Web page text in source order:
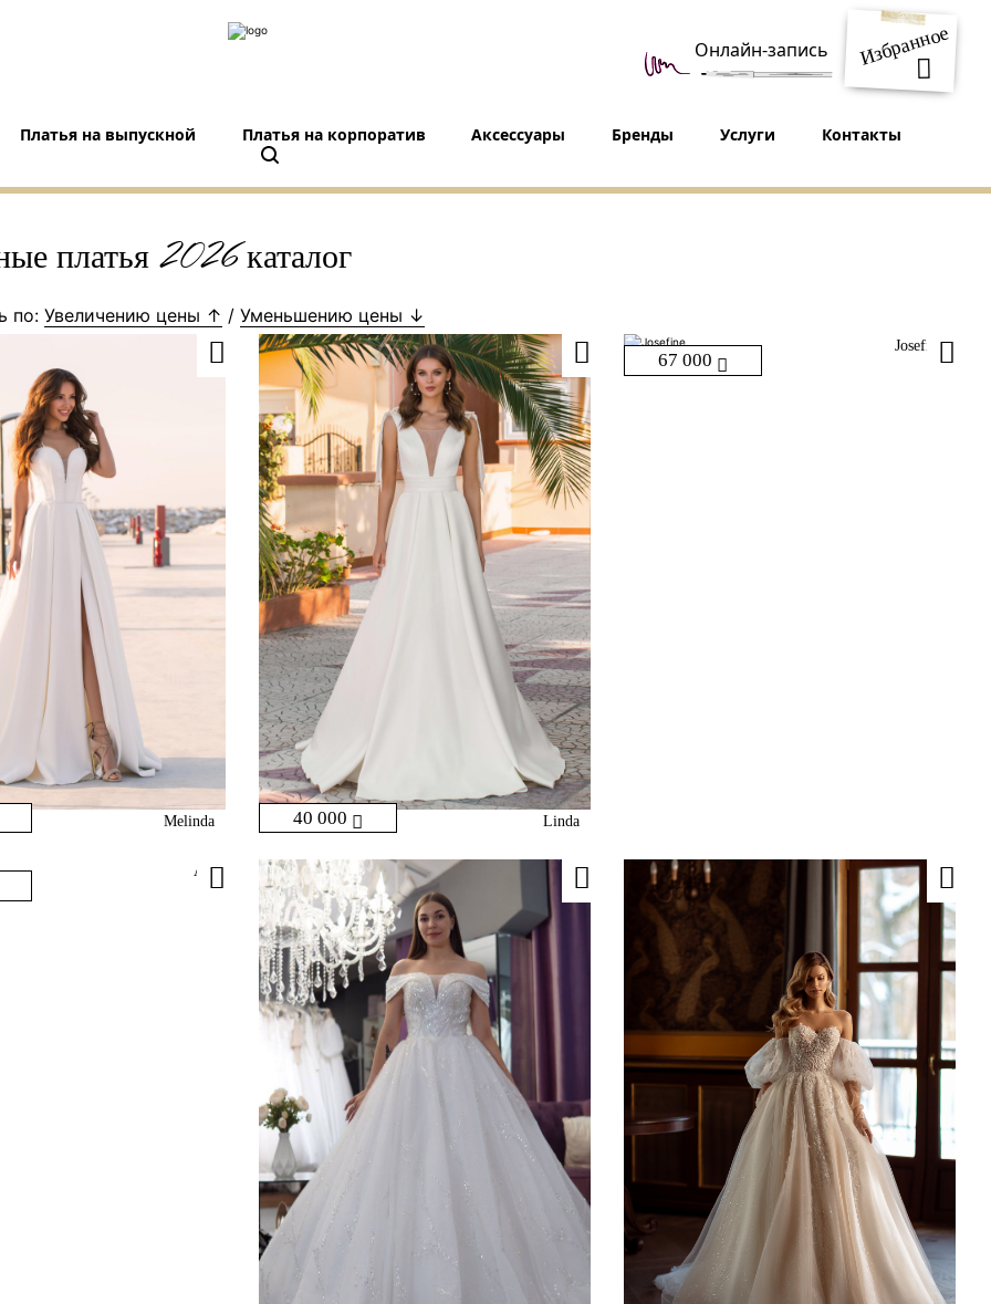
Избранное
Онлайн-запись
Платья на выпускной Платья на корпоратив Аксессуары Бренды Услуги Контакты
платья 2026 каталог
по: Увеличению цены ↑ / Уменьшению цены ↓
Melinda 40 000 Linda
67 000
Josefine
Ari